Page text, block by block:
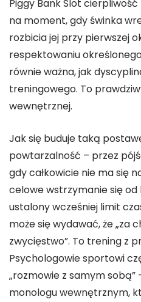
Piggy Bank Slot
na moment, gdy świnka
rozbicia jej przy pierwszej
respektowaniu
równie ważna, jak
treningowego. To
wewnętrznej.
Jak się buduje taką
powtarzalność – przez
gdy całkowicie nie ma się
celowe wstrzymanie się od
ustalony wcześniej limit
może się wydawać, że „za
zwycięstwo”. To trening z
Psychologowie sportowi
„rozmowie z samym
monologu wewnętrznym,